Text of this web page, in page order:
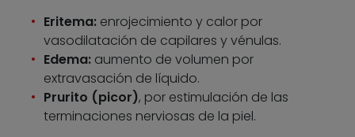
Eritema: enrojecimiento y calor por
vasodilatación de capilares y vénulas.
Edema: aumento de volumen por
extravasación de líquido.
Prurito (picor), por estimulación de las
terminaciones nerviosas de la piel.